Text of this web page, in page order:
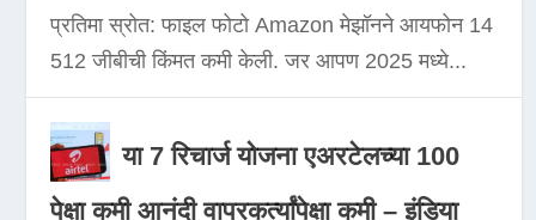
प्रतिमा स्रोत: फाइल फोटो Amazon मेझॉनने आयफोन 14
512 जीबीची किंमत कमी केली. जर आपण 2025 मध्ये...
या 7 रिचार्ज योजना एअरटेलच्या 100
पेक्षा कमी आनंदी वापरकर्त्यांपेक्षा कमी – इंडिया